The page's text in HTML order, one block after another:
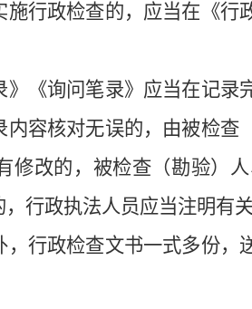
施行政检查的，应当在《行
《询问笔录》应当在记录
容核对无误的，由被检查
修改的，被检查（勘验）
，行政执法人员应当注明有
，行政检查文书一式多份，